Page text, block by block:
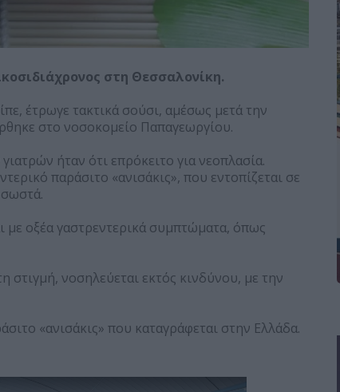
στη Θεσσαλονίκη.
έτρωγε τακτικά σούσι, αμέσως μετά την
στο νοσοκομείο Παπαγεωργίου.
ήταν ότι επρόκειτο για νεοπλασία.
παράσιτο «ανισάκις», που εντοπίζεται σε
με οξέα γαστρεντερικά συμπτώματα, όπως
νοσηλεύεται εκτός κινδύνου, με την
«ανισάκις» που καταγράφεται στην Ελλάδα.